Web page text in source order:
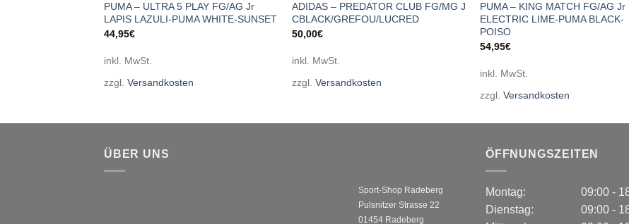
PUMA – ULTRA 5 PLAY FG/AG Jr
LAPIS LAZULI-PUMA WHITE-SUNSET
44,95€
inkl. MwSt.
zzgl. Versandkosten
ADIDAS – PREDATOR CLUB FG/MG J
CBLACK/GREFOU/LUCRED
50,00€
inkl. MwSt.
zzgl.Versandkosten
PUMA – KING MATCH FG/AG Jr
ELECTRIC LIME-PUMA BLACK-
POISO
54,95€
inkl. MwSt.
zzgl.Versandkosten
ÜBER UNS
Sport-Shop Radeberg
Pulsnitzer Strasse 22
01454 Radeberg
ÖFFNUNGSZEITEN
Montag:
Dienstag:
09:00 -
09:00 -